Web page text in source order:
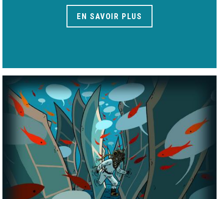
EN SAVOIR PLUS